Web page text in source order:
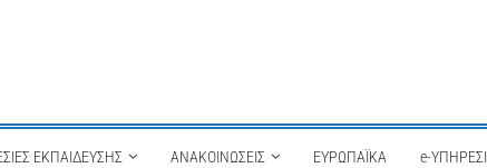
ΕΚΠΑΙΔΕΥΣΗΣ ΑΝΑΚΟΙΝΩΣΕΙΣ ΕΥΡΩΠΑΪΚΑ e-